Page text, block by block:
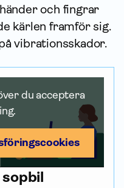
och fingrar
kärlen framför sig.
vibrationsskador.
du acceptera